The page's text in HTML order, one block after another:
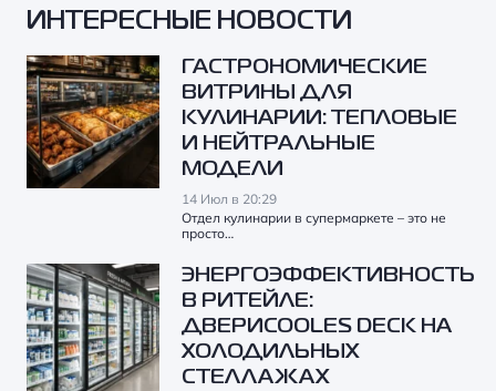
ИНТЕРЕСНЫЕ НОВОСТИ
ГАСТРОНОМИЧЕСКИЕ
ВИТРИНЫ ДЛЯ
КУЛИНАРИИ: ТЕПЛОВЫЕ
И НЕЙТРАЛЬНЫЕ
МОДЕЛИ
14 Июл в 20:29
Отдел кулинарии в супермаркете – это не
просто…
ЭНЕРГОЭФФЕКТИВНОСТЬ
В РИТЕЙЛЕ:
ДВЕРИCOOLES DECK НА
ХОЛОДИЛЬНЫХ
СТЕЛЛАЖАХ